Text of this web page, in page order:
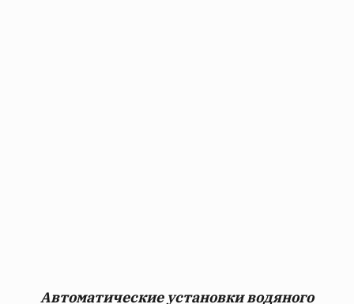
Автоматические установки водяного